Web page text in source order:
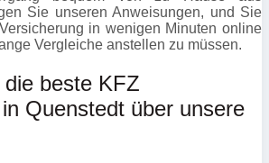
Sie unseren Anweisungen, und Sie
in wenigen Minuten online
Vergleiche anstellen zu müssen.
beste KFZ
Quenstedt über unsere